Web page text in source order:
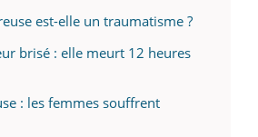
est-elle un traumatisme ?
brisé : elle meurt 12 heures
: les femmes souffrent